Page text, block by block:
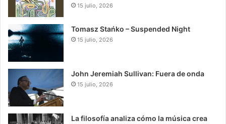
15 julio, 2026
Tomasz Stańko – Suspended Night
15 julio, 2026
John Jeremiah Sullivan: Fuera de onda
15 julio, 2026
La filosofía analiza cómo la música crea